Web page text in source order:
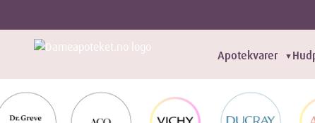
Apotekvarer ▼